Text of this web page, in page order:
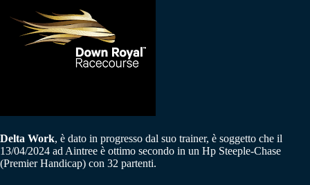
Delta Work, è dato in progresso dal suo trainer, è soggetto che il
13/04/2024 ad Aintree è ottimo secondo in un Hp Steeple-Chase
(Premier Handicap) con 32 partenti.